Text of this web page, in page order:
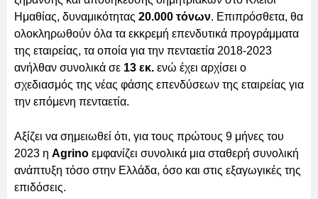
Ημαθίας, δυναμικότητας 20.000 τόνων. Επιπρόσθετα, θα
ολοκληρωθούν όλα τα εκκρεμή επενδυτικά προγράμματα
της εταιρείας, τα οποία για την πενταετία 2018-2023
ανήλθαν συνολικά σε 13 εκ. ενώ έχει αρχίσει ο
σχεδιασμός της νέας φάσης επενδύσεων της εταιρείας για
την επόμενη πενταετία.
Αξίζει να σημειωθεί ότι, για τους πρώτους 9 μήνες του
2023 η Agrino εμφανίζει συνολικά μια σταθερή συνολική
ανάπτυξη τόσο στην Ελλάδα, όσο και στις εξαγωγικές της
επιδόσεις.